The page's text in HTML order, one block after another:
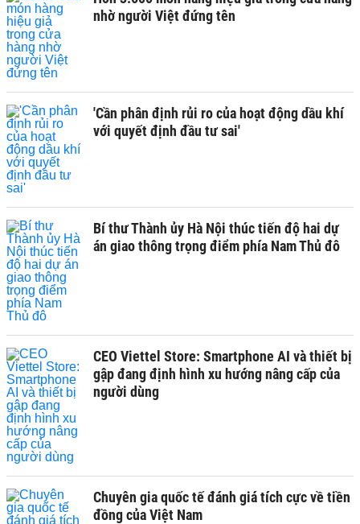
nhờ người Việt đứng tên
'Cần phân định rủi ro của hoạt động dầu khí
với quyết định đầu tư sai'
Bí thư Thành ủy Hà Nội thúc tiến độ hai dự
án giao thông trọng điểm phía Nam Thủ đô
CEO Viettel Store: Smartphone AI và thiết bị
gập đang định hình xu hướng nâng cấp của
người dùng
Chuyên gia quốc tế đánh giá tích cực về tiền
đồng của Việt Nam